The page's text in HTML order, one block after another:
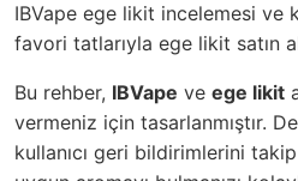
IBVape ege likit incelemesi ve
favori tatlarıyla ege likit satın
Bu rehber, IBVape ve ege likit
vermeniz için tasarlanmıştır.
kullanıcı geri bildirimlerini takip